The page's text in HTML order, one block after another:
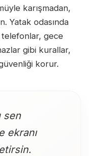
karışmadan,
Yatak odasında
gece
gibi kurallar,
korur.
sen
ekranı